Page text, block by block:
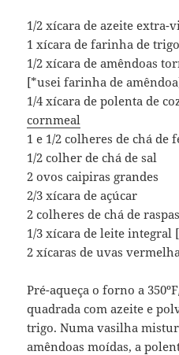
1/2 xícara de azeite extra-
1 xícara de farinha de trigo
1/2 xícara de amêndoas
[*usei farinha de
1/4 xícara de polenta de
cornmeal
1 e 1/2 colheres de chá de
1/2 colher de chá de sal
2 ovos caipiras grandes
2/3 xícara de açúcar
2 colheres de chá de
1/3 xícara de leite
2 xícaras de uvas
Pré-aqueça o forno a
quadrada com azeite e
trigo. Numa vasilha
amêndoas moídas, a